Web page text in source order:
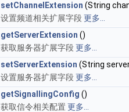
setChannelExtension (String
设置频道相关扩展字段更多...
getServerExtension ()
获取服务器扩展字段更多...
setServerExtension (String
设置服务器扩展字段更多...
getSignallingConfig ()
获取信令相关配置 更多...